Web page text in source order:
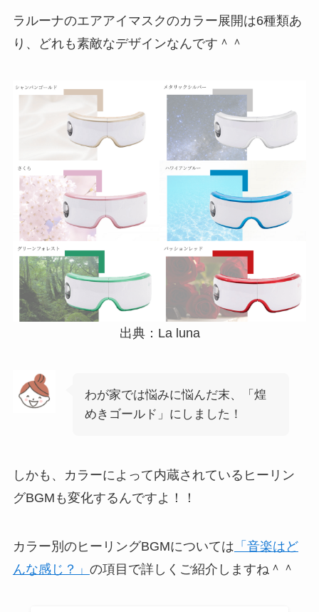
ラルーナのエアアイマスクのカラー展開は6種類あ
り、どれも素敵なデザインなんです＾＾
出典：La luna
わが家では悩みに悩んだ末、「煌
めきゴールド」にしました！
しかも、カラーによって内蔵されているヒーリン
グBGMも変化するんですよ！！
カラー別のヒーリングBGMについては 「音楽はど
んな感じ？」 の項目で詳しくご紹介しますね＾＾